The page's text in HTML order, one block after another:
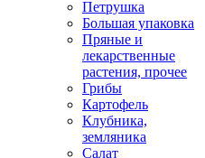
Петрушка
Большая упаковка
Пряные и
лекарственные
растения, прочее
Грибы
Картофель
Клубника,
земляника
Салат